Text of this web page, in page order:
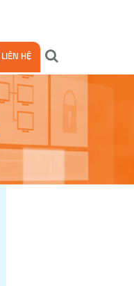
LIÊN HỆ